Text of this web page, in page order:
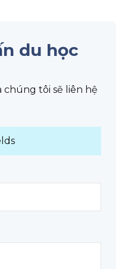
du học
chúng tôi sẽ liên hệ